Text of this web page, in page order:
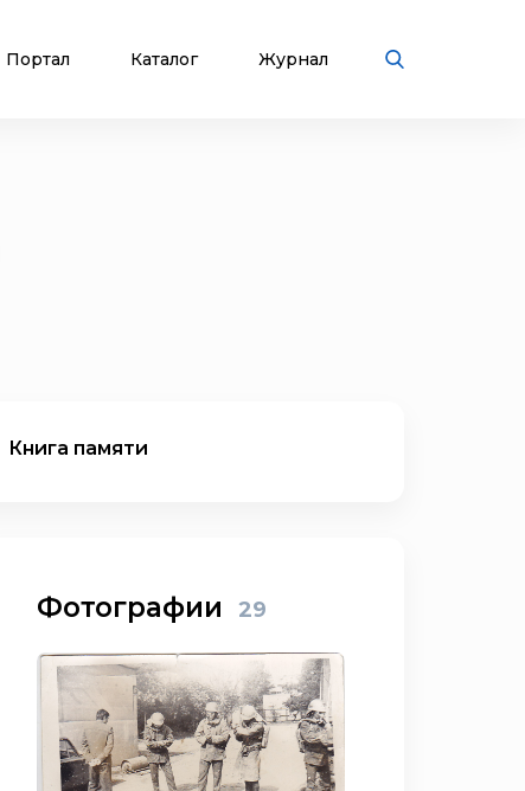
Портал Каталог Журнал
Книга памяти
Фотографии 29